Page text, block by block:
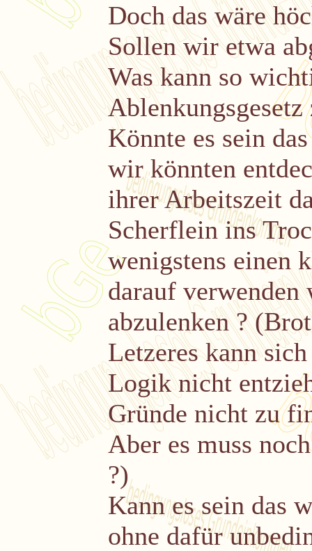
Doch das wäre
Sollen wir etwa
Was kann so
Ablenkungsgesetz
Könnte es sein
wir könnten
ihrer Arbeitszeit
Scherflein ins
wenigstens einen
darauf
abzulenken ?
Letzeres kann
Logik nicht
Gründe nicht zu
Aber es muss
?)
Kann es sein das
ohne dafür